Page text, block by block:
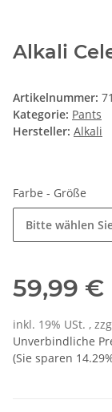
Alkali
Artikelnummer:
Kategorie: Pants
Hersteller: Alkali
Farbe - Größe
Bitte wählen
59,99 €
inkl. 19% USt. ,
Unverbindliche
(Sie sparen